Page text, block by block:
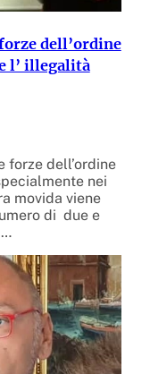
dell’ordine
l’ illegalità
forze dell’ordine
nei
movida viene
di due e